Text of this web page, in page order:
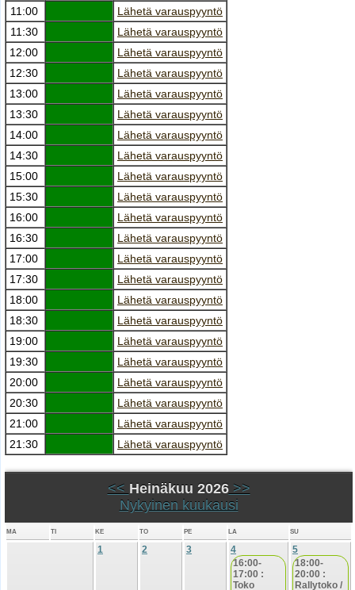
11:00
Lähetä varauspyyntö
11:30
Lähetä varauspyyntö
12:00
Lähetä varauspyyntö
12:30
Lähetä varauspyyntö
13:00
Lähetä varauspyyntö
13:30
Lähetä varauspyyntö
14:00
Lähetä varauspyyntö
14:30
Lähetä varauspyyntö
15:00
Lähetä varauspyyntö
15:30
Lähetä varauspyyntö
16:00
Lähetä varauspyyntö
16:30
Lähetä varauspyyntö
17:00
Lähetä varauspyyntö
17:30
Lähetä varauspyyntö
18:00
Lähetä varauspyyntö
18:30
Lähetä varauspyyntö
19:00
Lähetä varauspyyntö
19:30
Lähetä varauspyyntö
20:00
Lähetä varauspyyntö
20:30
Lähetä varauspyyntö
21:00
Lähetä varauspyyntö
21:30
Lähetä varauspyyntö
<< Heinäkuu 2026>>
Nykyinen kuukausi
MA TI KE TO PE LA SU
1 2 3
4
16:00-
17:00 :
Toko
5
18:00-
20:00 :
Rallytoko /